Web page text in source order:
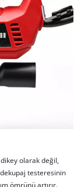
olarak değil,
testeresinin
ömrünü artırır.